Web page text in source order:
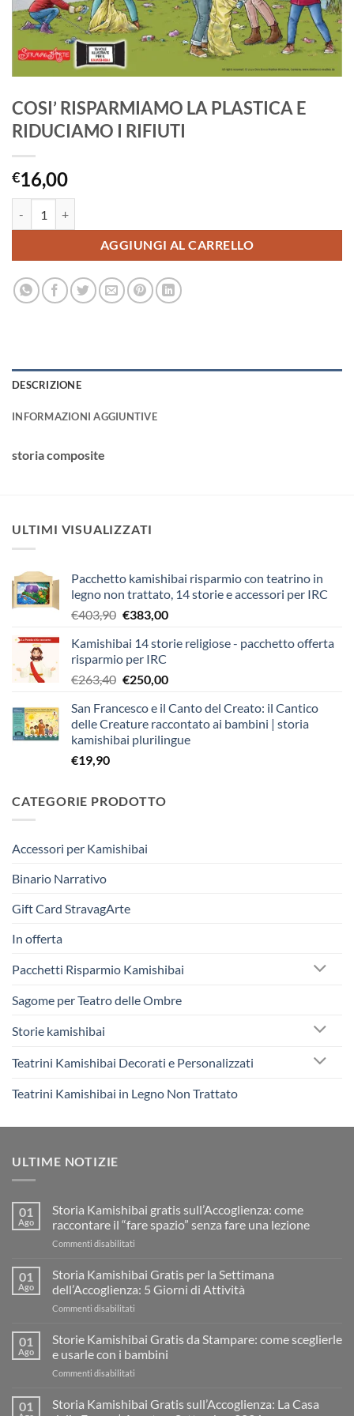
COSI’ RISPARMIAMO LA PLASTICA E
RIDUCIAMO I RIFIUTI
€16,00
AGGIUNGI AL CARRELLO
DESCRIZIONE
INFORMAZIONI AGGIUNTIVE
storia composite
ULTIMI VISUALIZZATI
Pacchetto kamishibai risparmio con teatrino in
legno non trattato, 14 storie e accessori per IRC
€403,90 Il
originale
era:
€403,90.
€383,00Il
attuale
€383,00.
Kamishibai 14 storie religiose - pacchetto offerta
risparmio per IRC
€263,40 Il
originale
era:
€263,40.
€250,00Il
attuale
è:
€250,00.
San Francesco e il Canto del Creato: il Cantico
delle Creature raccontato ai bambini | storia
kamishibai plurilingue
€19,90
CATEGORIE PRODOTTO
Accessori per Kamishibai
Binario Narrativo
Gift Card StravagArte
In offerta
Pacchetti Risparmio Kamishibai
Sagome per Teatro delle Ombre
Storie kamishibai
Teatrini Kamishibai Decorati e Personalizzati
Teatrini Kamishibai in Legno Non Trattato
ULTIME NOTIZIE
01
Ago
Storia Kamishibai gratis sull’Accoglienza: come
raccontare il “fare spazio” senza fare una lezione
Commenti disabilitati
Kamishibai
sull’Accoglienza:
il
“fare
una
01
Ago
Storia Kamishibai Gratis per la Settimana
dell’Accoglienza: 5 Giorni di Attività
Commenti disabilitati
Kamishibai
per
dell’Accoglienza:
01
Ago
Storie Kamishibai Gratis da Stampare: come sceglierle
e usarle con i bambini
Commenti disabilitati
Kamishibai
01
Storia Kamishibai Gratis sull’Accoglienza: La Casa